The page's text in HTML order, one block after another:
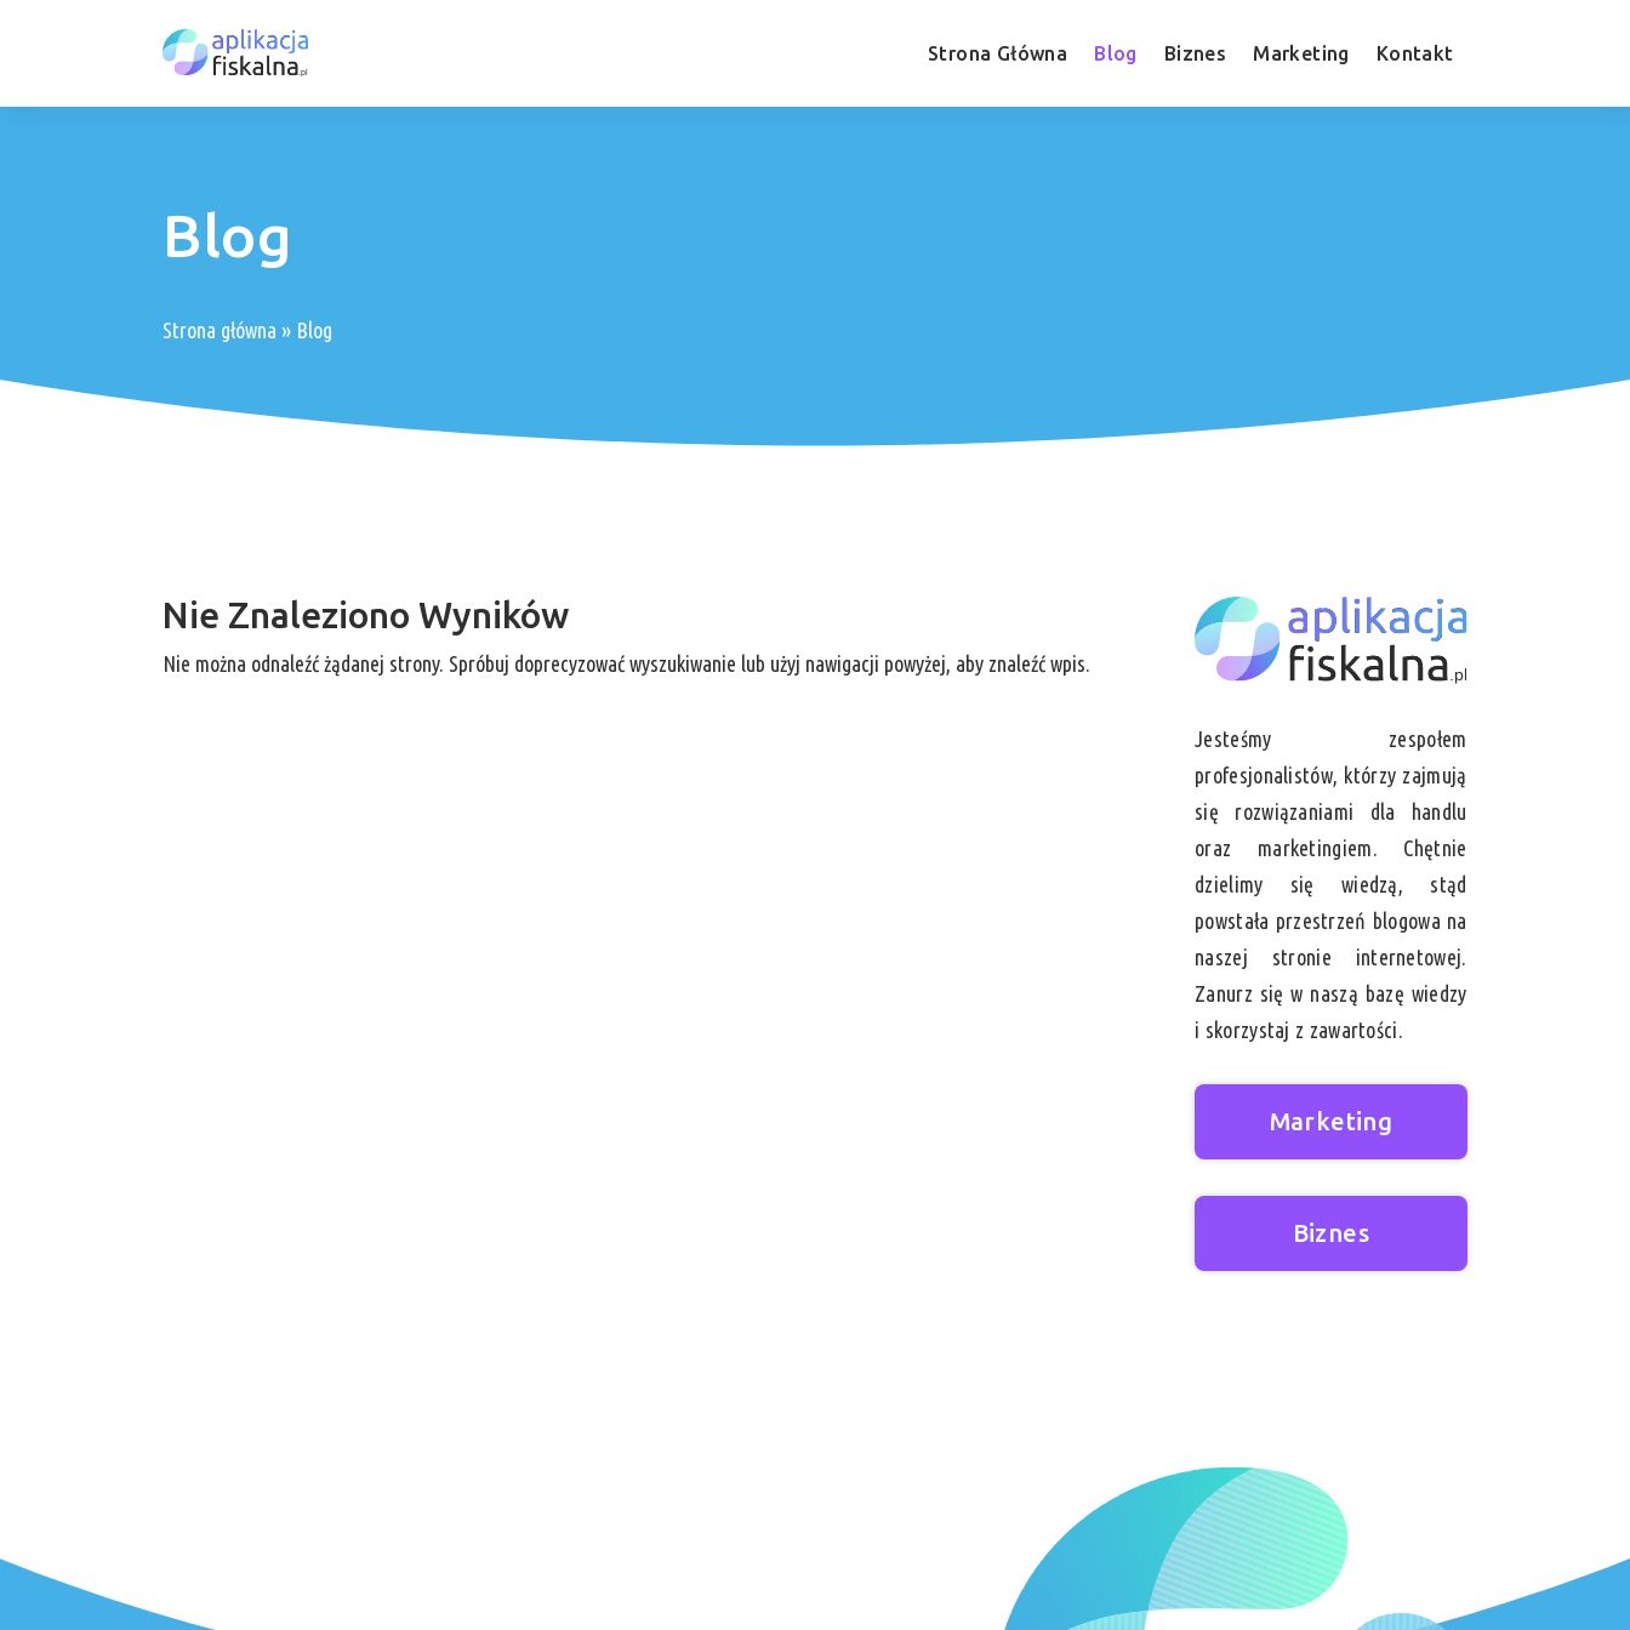
Strona Główna Blog Biznes Marketing Kontakt
Blog
Strona główna » Blog
Nie Znaleziono Wyników
Nie można odnaleźć żądanej strony. Spróbuj doprecyzować wyszukiwanie lub użyj nawigacji powyżej, aby znaleźć wpis.
Jesteśmy zespołem
profesjonalistów, którzy zajmują
się rozwiązaniami dla handlu
oraz marketingiem. Chętnie
dzielimy się wiedzą, stąd
powstała przestrzeń blogowa na
naszej stronie internetowej.
Zanurz się w naszą bazę wiedzy
i skorzystaj z zawartości.
Marketing
Biznes